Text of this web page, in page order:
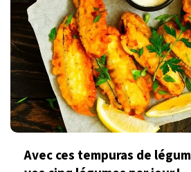
Avec ces tempuras de